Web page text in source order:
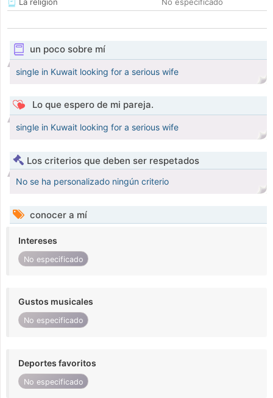
un poco sobre mí
single in Kuwait looking for a serious wife
Lo que espero de mi pareja.
single in Kuwait looking for a serious wife
Los criterios que deben ser respetados
No se ha personalizado ningún criterio
conocer a mí
Intereses
No especificado
Gustos musicales
No especificado
Deportes favoritos
No especificado